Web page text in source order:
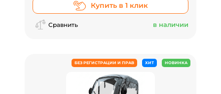
Купить в 1 клик
Сравнить в наличии
БЕЗ РЕГИСТРАЦИИ И ПРАВ ХИТ НОВИНКА